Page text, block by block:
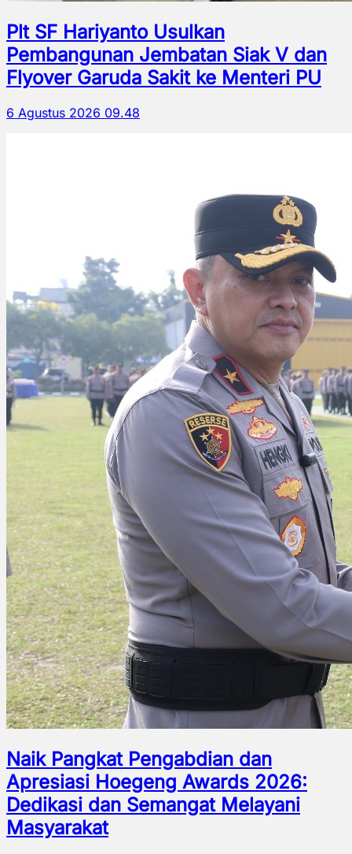
Plt SF Hariyanto Usulkan
Pembangunan Jembatan Siak V dan
Flyover Garuda Sakit ke Menteri PU
6 Agustus 2026 09.48
Naik Pangkat Pengabdian dan
Apresiasi Hoegeng Awards 2026:
Dedikasi dan Semangat Melayani
Masyarakat